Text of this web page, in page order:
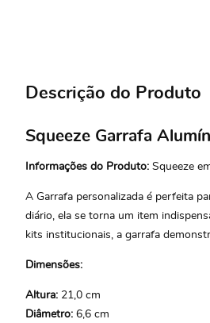
Descrição do Produto
Squeeze Garrafa
Informações do Produto: Squeeze
A Garrafa personalizada é perfeita
diário, ela se torna um item
kits institucionais, a garrafa
Dimensões:
Altura: 21,0 cm
Diâmetro: 6,6 cm